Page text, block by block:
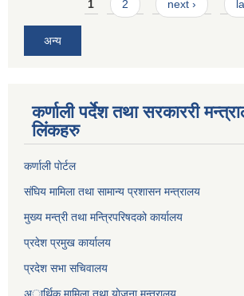
1 2 next ›
अन्य
कर्णाली पर्देश तथा सरकाररी
लिंकहरु
कर्णाली पाेर्टल
संघिय मामिला तथा सामान्य प्रशासन मन्त्रालय
मुख्य मन्त्री तथा मन्त्रिपरिषदको कार्यालय
प्रदेश प्रमुख कार्यालय
प्रदेश सभा सचिवालय